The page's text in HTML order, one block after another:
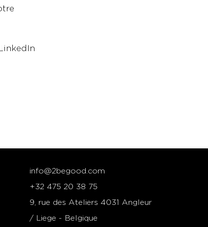
info@2begood.com
+32 475 20 38 75
9, rue des Ateliers 4031 Angleur
/ Liege - Belgique